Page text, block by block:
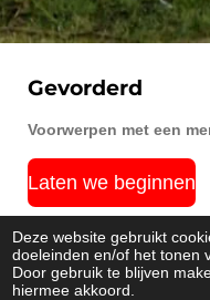
Deze website gebruikt
doeleinden en/of het tonen
Door gebruik te blijven
hiermee akkoord.
Gevorderd
Voorwerpen met een
Laten we beginnen